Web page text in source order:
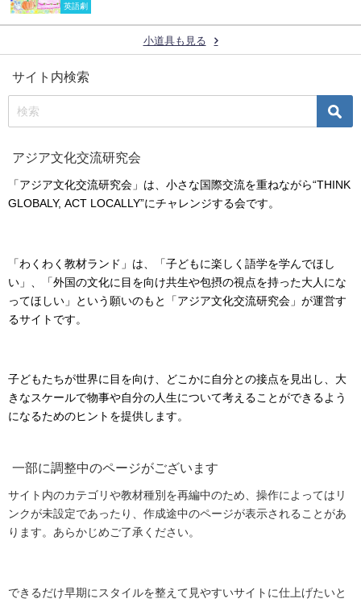
英語劇
小道具も見る
サイト内検索
アジア文化交流研究会
「アジア文化交流研究会」は、小さな国際交流を重ねながら“THINK
GLOBALY, ACT LOCALLY”にチャレンジする会です。
「わくわく教材ランド」は、「子どもに楽しく語学を学んでほし
い」、「外国の文化に目を向け共生や包摂の視点を持った大人にな
ってほしい」という願いのもと「アジア文化交流研究会」が運営す
るサイトです。
子どもたちが世界に目を向け、どこかに自分との接点を見出し、大
きなスケールで物事や自分の人生について考えることができるよう
になるためのヒントを提供します。
一部に調整中のページがございます
サイト内のカテゴリや教材種別を再編中のため、操作によってはリ
ンクが未設定であったり、作成途中のページが表示されることがあ
ります。あらかじめご了承ください。
できるだけ早期にスタイルを整えて見やすいサイトに仕上げたいと